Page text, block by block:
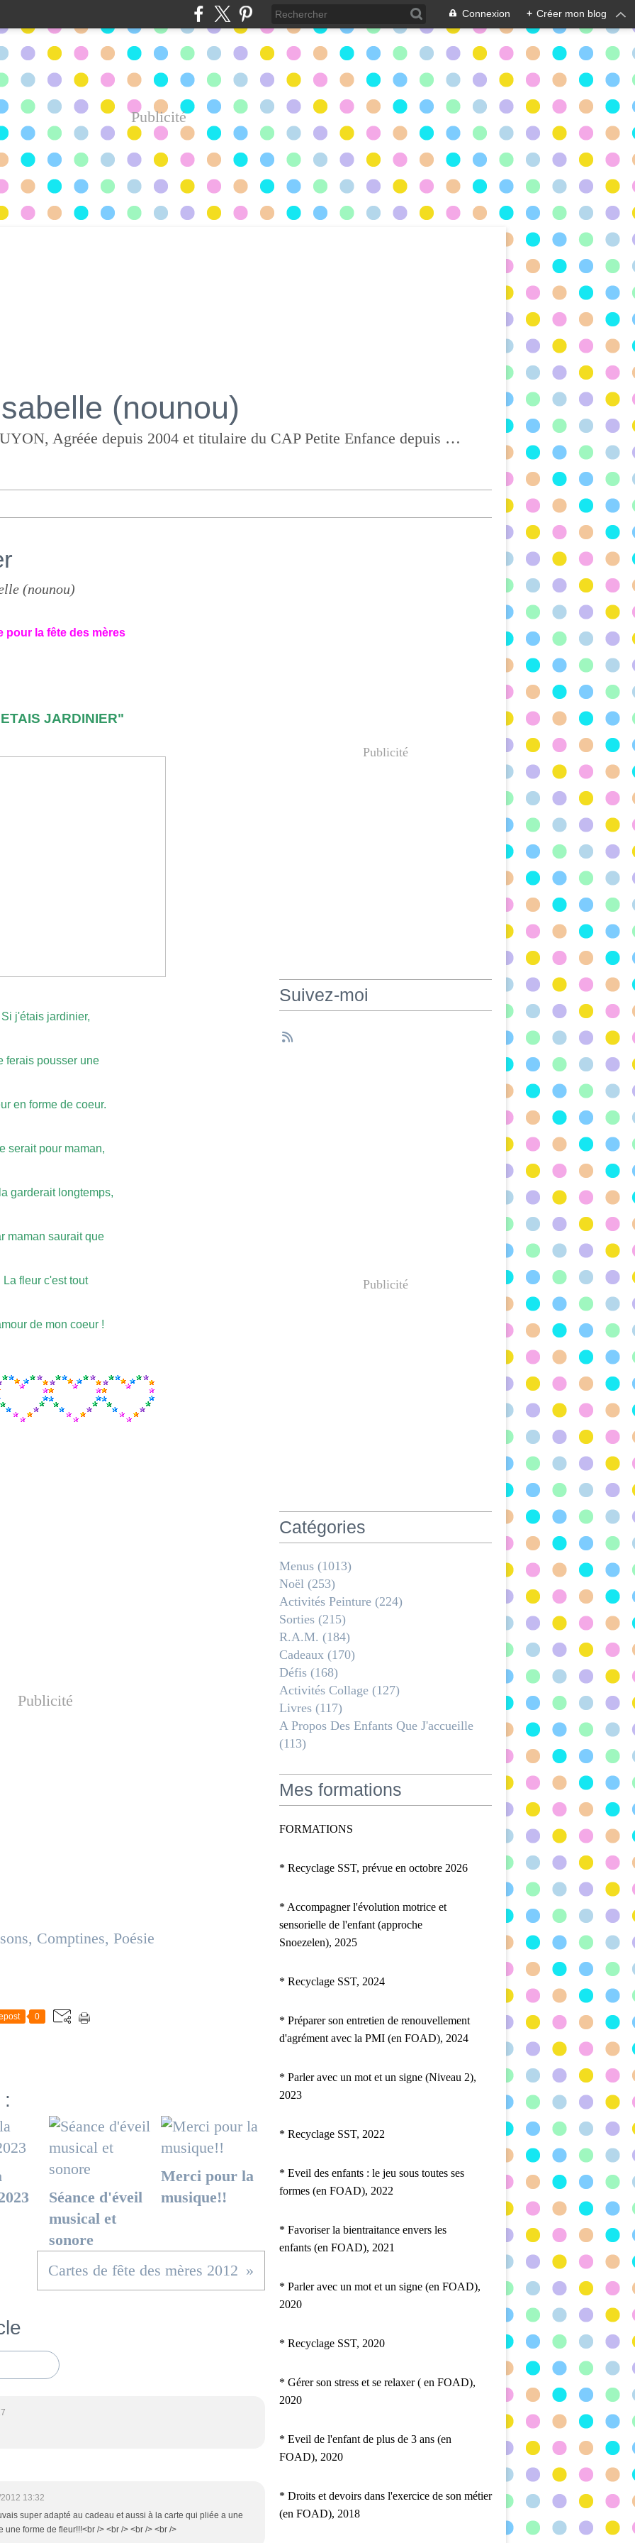
Connexion + Créer mon blog
Publicité
(nounou)
Ass Mat à CHATEL-GUYON, Agréée depuis 2004 et titulaire du CAP Petite Enfance depuis 2017, BONNE VISITE !!!
(nounou)
pour la fête des mères
JARDINIER"
Si j'étais jardinier,
ferais pousser une
en forme de coeur.
serait pour maman,
garderait longtemps,
maman saurait que
La fleur c'est tout
de mon coeur !
Publicité
Comptines, Poésie
0
Séance d'éveil
musical et
sonore
Merci pour la
musique!!
Cartes de fête des mères 2012
13:32
super adapté au cadeau et aussi à la carte qui pliée a une
une forme de fleur!!!<br /> <br /> <br /> <br />
Publicité
Suivez-moi
Publicité
Catégories
Menus (1013)
Noël (253)
Activités Peinture (224)
Sorties (215)
R.a.m. (184)
Cadeaux (170)
Défis (168)
Activités Collage (127)
Livres (117)
A Propos Des Enfants Que J'accueille
(113)
Mes formations
FORMATIONS
* Recyclage SST, prévue en octobre 2026
* Accompagner l'évolution motrice et
sensorielle de l'enfant (approche
Snoezelen), 2025
* Recyclage SST, 2024
* Préparer son entretien de renouvellement
d'agrément avec la PMI (en FOAD), 2024
* Parler avec un mot et un signe (Niveau 2),
2023
* Recyclage SST, 2022
* Eveil des enfants : le jeu sous toutes ses
formes (en FOAD), 2022
* Favoriser la bientraitance envers les
enfants (en FOAD), 2021
* Parler avec un mot et un signe (en FOAD),
2020
* Recyclage SST, 2020
* Gérer son stress et se relaxer ( en FOAD),
2020
* Eveil de l'enfant de plus de 3 ans (en
FOAD), 2020
* Droits et devoirs dans l'exercice de son métier
(en FOAD), 2018